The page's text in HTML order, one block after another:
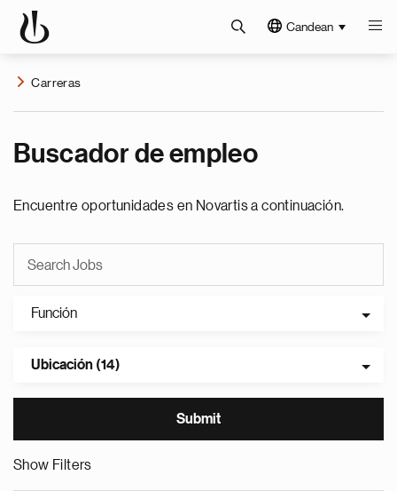
Candean
Carreras
Buscador de empleo
Encuentre oportunidades en Novartis a continuación.
Función
Ubicación (14)
Show Filters